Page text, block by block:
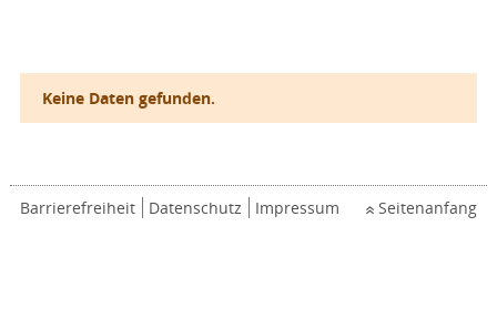
Keine Daten gefunden.
Barrierefreiheit Datenschutz Impressum Seitenanfang